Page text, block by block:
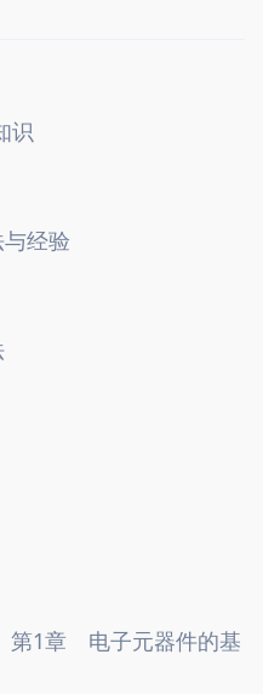
识
与经验
第1章　电子元器件的基